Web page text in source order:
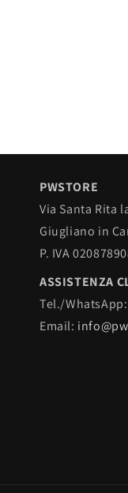
PWSTORE
Via Santa Rita
Giugliano in
P. IVA
ASSISTENZA
Tel./WhatsApp:
Email: